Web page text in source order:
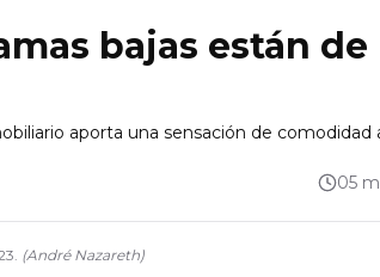
bajas están de
aporta una sensación de comodidad
05
(André Nazareth)